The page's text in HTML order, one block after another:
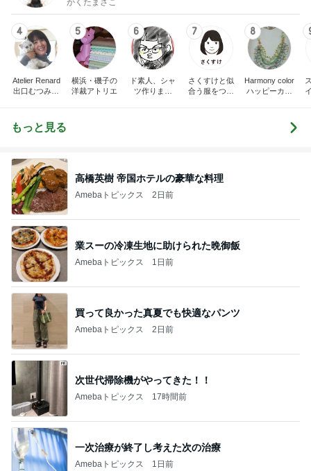
かくたまさこ
4
Atelier Renard
出口むつみの
5
横浜・磯子の
洋裁アトリエ
6
ド素人、シャ
ツ作りまし
7
さくすけと似
合う服をつく
8
Harmony color
ハッピーカラ
楽しくなる〜
笑顔溢れるハ
もっと見る
高橋英樹 帝国ホテルの豪華な料理
Amebaトピックス 2日前
業スーの冷凍生地に助けられた晩御飯
Amebaトピックス 1日前
買って良かった真夏でも快適なパンツ
Amebaトピックス 2日前
次世代掃除機がやってきた！！
Amebaトピックス 17時間前
一次治療が終了し考えた次の治療
Amebaトピックス 1日前